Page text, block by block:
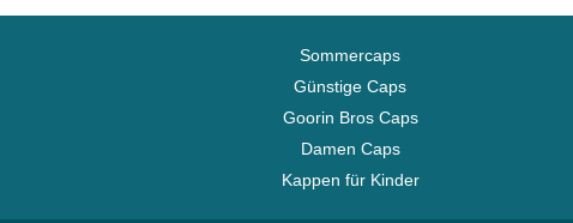
Sommercaps
Günstige Caps
Goorin Bros Caps
Damen Caps
Kappen für Kinder